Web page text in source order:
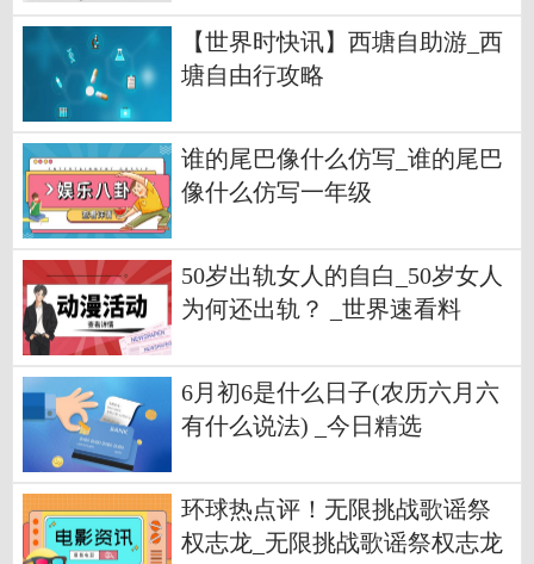
【世界时快讯】西塘自助游_西
塘自由行攻略
谁的尾巴像什么仿写_谁的尾巴
像什么仿写一年级
50岁出轨女人的自白_50岁女人
为何还出轨？ _世界速看料
6月初6是什么日子(农历六月六
有什么说法) _今日精选
环球热点评！无限挑战歌谣祭
权志龙_无限挑战歌谣祭权志龙